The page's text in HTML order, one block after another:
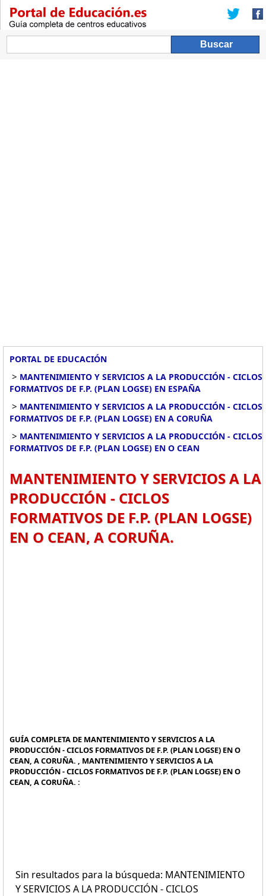
PORTAL DE EDUCACIÓN
> MANTENIMIENTO Y SERVICIOS A LA PRODUCCIÓN - CICLOS
FORMATIVOS DE F.P. (PLAN LOGSE) EN ESPAÑA
> MANTENIMIENTO Y SERVICIOS A LA PRODUCCIÓN - CICLOS
FORMATIVOS DE F.P. (PLAN LOGSE) EN A CORUÑA
> MANTENIMIENTO Y SERVICIOS A LA PRODUCCIÓN - CICLOS
FORMATIVOS DE F.P. (PLAN LOGSE) EN O CEAN
MANTENIMIENTO Y SERVICIOS A LA
PRODUCCIÓN - CICLOS
FORMATIVOS DE F.P. (PLAN LOGSE)
EN O CEAN, A CORUÑA.
GUÍA COMPLETA DE MANTENIMIENTO Y SERVICIOS A LA
PRODUCCIÓN - CICLOS FORMATIVOS DE F.P. (PLAN LOGSE) EN O
CEAN, A CORUÑA. , MANTENIMIENTO Y SERVICIOS A LA
PRODUCCIÓN - CICLOS FORMATIVOS DE F.P. (PLAN LOGSE) EN O
CEAN, A CORUÑA. :
Sin resultados para la búsqueda: MANTENIMIENTO
Y SERVICIOS A LA PRODUCCIÓN - CICLOS